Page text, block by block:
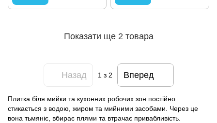
Показати ще 2 товара
Назад 1 з 2 Вперед
Плитка біля мийки та кухонних робочих зон постійно
стикається з водою, жиром та мийними засобами. Через це
вона тьмяніє, вбирає плями та втрачає привабливість.